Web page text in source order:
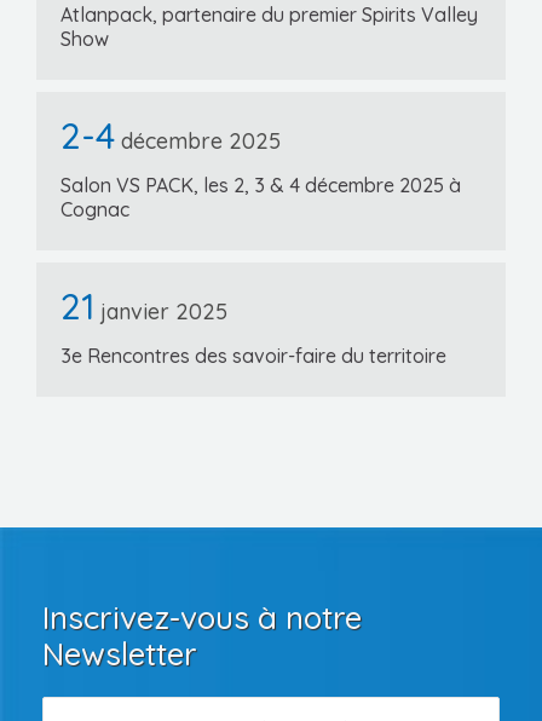
Atlanpack, partenaire du premier Spirits Valley
Show
2-4 décembre 2025
Salon VS PACK, les 2, 3 & 4 décembre 2025 à
Cognac
21 janvier 2025
3e Rencontres des savoir-faire du territoire
Inscrivez-vous à notre
Newsletter